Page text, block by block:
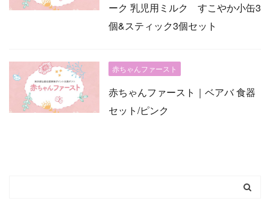
ーク 乳児用ミルク すこやか小缶3
個&スティック3個セット
赤ちゃんファースト
赤ちゃんファースト｜ベアバ 食器
セット/ピンク